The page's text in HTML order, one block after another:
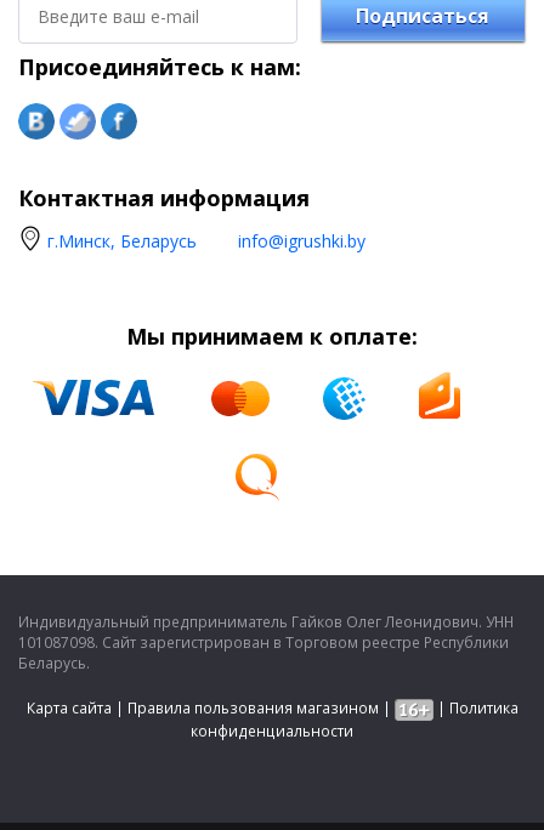
Подписаться
Присоединяйтесь к нам:
Контактная информация
г.Минск, Беларусь info@igrushki.by
Мы принимаем к оплате:
Индивидуальный предприниматель Гайков Олег Леонидович. УНН
101087098. Сайт зарегистрирован в Торговом реестре Республики
Беларусь.
Карта сайта | Правила пользования магазином | | Политика
конфиденциальности